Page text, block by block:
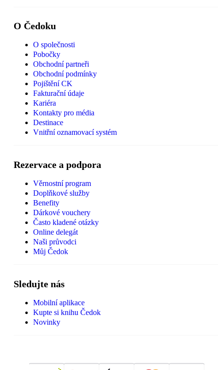
O Čedoku
O společnosti
Pobočky
Obchodní partneři
Obchodní podmínky
Pojištění CK
Fakturační údaje
Kariéra
Kontakty pro média
Destinace
Vnitřní oznamovací systém
Rezervace a podpora
Věrnostní program
Doplňkové služby
Benefity
Dárkové vouchery
Často kladené otázky
Online delegát
Naši průvodci
Můj Čedok
Sledujte nás
Mobilní aplikace
Kupte si knihu Čedok
Novinky